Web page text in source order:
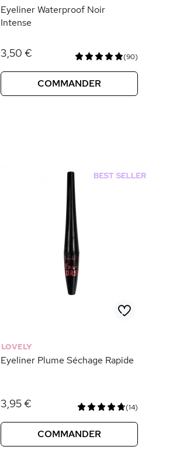
Eyeliner Waterproof Noir
Intense
3,50 € (90)
COMMANDER
LOVELY
Eyeliner Plume Séchage Rapide
3,95 € (14)
COMMANDER